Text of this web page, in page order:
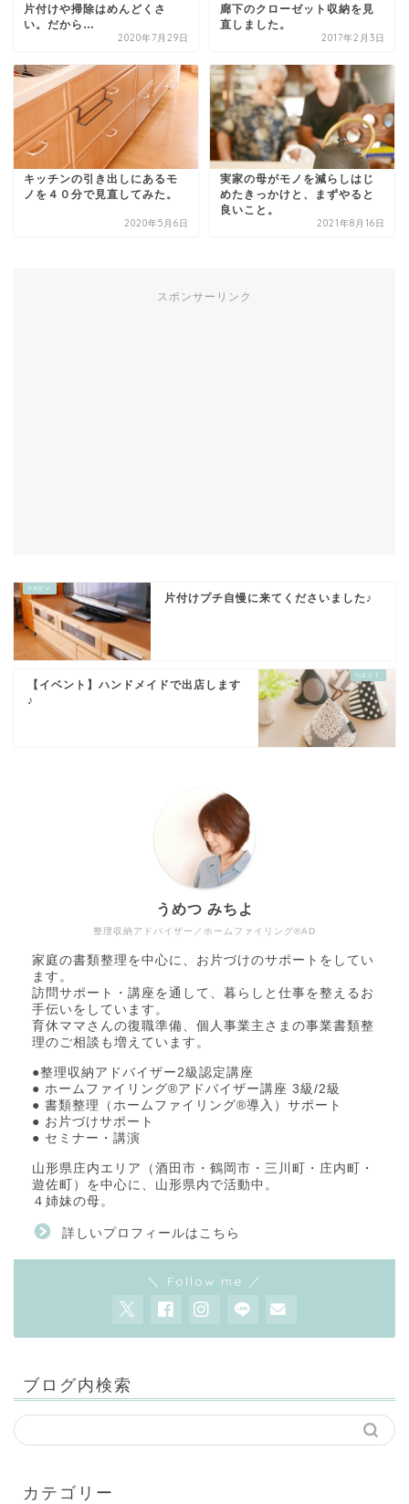
片付けや掃除はめんどくさ
い。だから…
2020年7月29日
廊下のクローゼット収納を見
直しました。
2017年2月3日
キッチンの引き出しにあるモ
ノを４０分で見直してみた。
2020年5月6日
実家の母がモノを減らしはじ
めたきっかけと、まずやると
良いこと。
2021年8月16日
スポンサーリンク
片付けプチ自慢に来てくださいました♪
【イベント】ハンドメイドで出店します
♪
整理収納アドバイザー／ホームファイリング®AD
うめつ みちよ
家庭の書類整理を中心に、お片づけのサポートをしてい
ます。
訪問サポート・講座を通して、暮らしと仕事を整えるお
手伝いをしています。
育休ママさんの復職準備、個人事業主さまの事業書類整
理のご相談も増えています。
●整理収納アドバイザー2級認定講座
● ホームファイリング®アドバイザー講座 3級/2級
● 書類整理（ホームファイリング®導入）サポート
● お片づけサポート
● セミナー・講演
山形県庄内エリア（酒田市・鶴岡市・三川町・庄内町・
遊佐町）を中心に、山形県内で活動中。
４姉妹の母。
詳しいプロフィールはこちら
＼ Follow me ／
ブログ内検索
カテゴリー